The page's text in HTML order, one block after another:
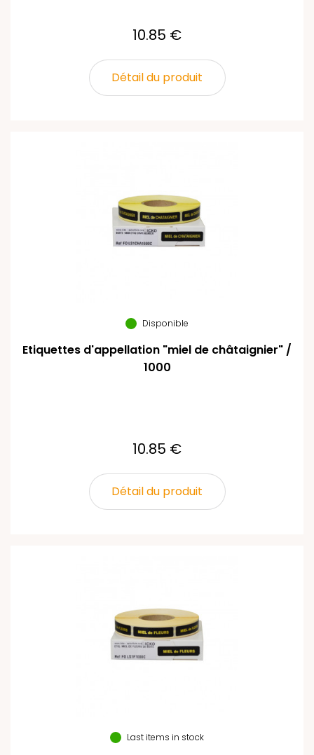
10.85 €
Détail du produit
Disponible
Etiquettes d'appellation "miel de châtaignier" /
1000
10.85 €
Détail du produit
Last items in stock